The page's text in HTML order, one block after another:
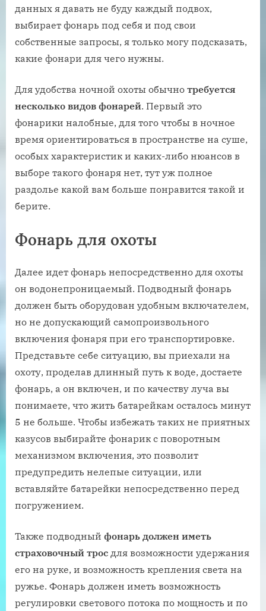
данных я давать не буду каждый подвох,
выбирает фонарь под себя и под свои
собственные запросы, я только могу подсказать,
какие фонари для чего нужны.
Для удобства ночной охоты обычно требуется
несколько видов фонарей. Первый это
фонарики налобные, для того чтобы в ночное
время ориентироваться в пространстве на суше,
особых характеристик и каких-либо нюансов в
выборе такого фонаря нет, тут уж полное
раздолье какой вам больше понравится такой и
берите.
Фонарь для охоты
Далее идет фонарь непосредственно для охоты
он водонепроницаемый. Подводный фонарь
должен быть оборудован удобным включателем,
но не допускающий самопроизвольного
включения фонаря при его транспортировке.
Представьте себе ситуацию, вы приехали на
охоту, проделав длинный путь к воде, достаете
фонарь, а он включен, и по качеству луча вы
понимаете, что жить батарейкам осталось минут
5 не больше. Чтобы избежать таких не приятных
казусов выбирайте фонарик с поворотным
механизмом включения, это позволит
предупредить нелепые ситуации, или
вставляйте батарейки непосредственно перед
погружением.
Также подводный фонарь должен иметь
страховочный трос для возможности удержания
его на руке, и возможность крепления света на
ружье. Фонарь должен иметь возможность
регулировки светового потока по мощность и по